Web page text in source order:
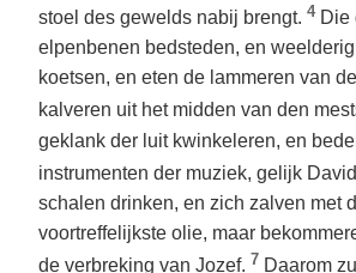
stoel des gewelds nabij brengt. 4 Die
elpenbenen bedsteden, en
koetsen, en eten de lammeren van
kalveren uit het midden van den
geklank der luit kwinkeleren, en
instrumenten der muziek, gelijk
schalen drinken, en zich zalven met
voortreffelijkste olie, maar
de verbreking van Jozef. 7 Daarom